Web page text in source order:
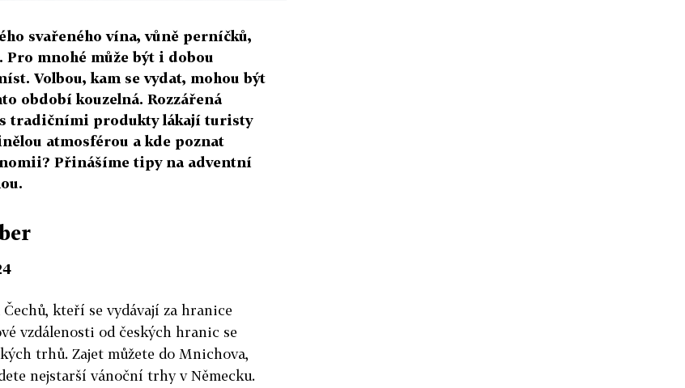
svařeného vína, vůně perníčků,
mnohé může být i dobou
Volbou, kam se vydat, mohou být
období kouzelná. Rozzářená
tradičními produkty lákají turisty
atmosférou a kde poznat
Přinášíme tipy na adventní
kteří se vydávají za hranice
vzdálenosti od českých hranic se
trhů. Zajet můžete do Mnichova,
nejstarší vánoční trhy v Německu.